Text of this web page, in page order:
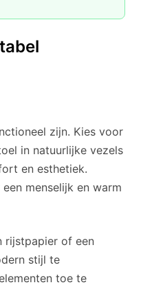
zijn. Kies voor
in natuurlijke vezels
en esthetiek.
menselijk en warm
rijstpapier of een
stijl te
toe te